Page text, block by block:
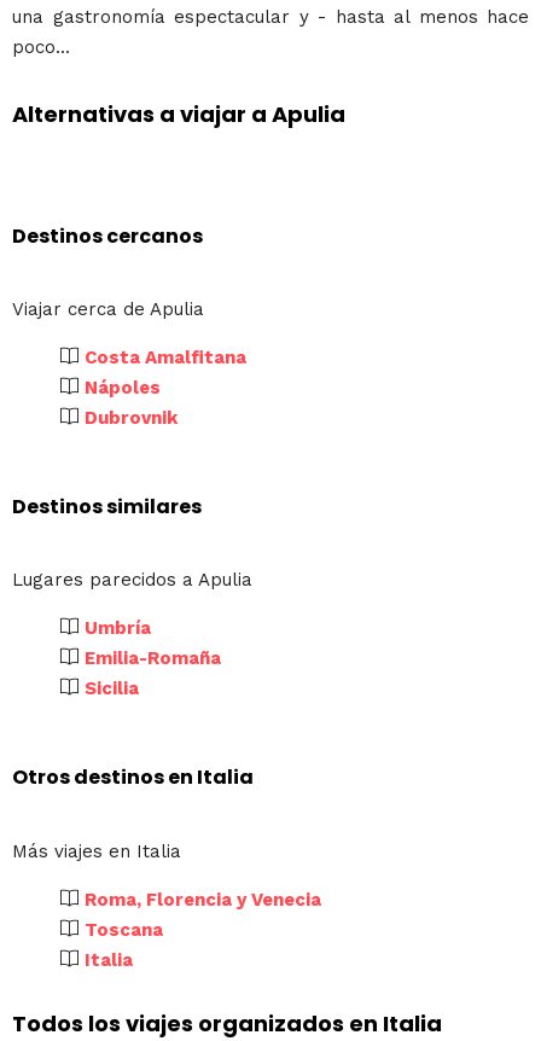
una gastronomía espectacular y - hasta al menos hace
poco...
Alternativas a viajar a Apulia
Destinos cercanos
Viajar cerca de Apulia
Costa Amalfitana
Nápoles
Dubrovnik
Destinos similares
Lugares parecidos a Apulia
Umbría
Emilia-Romaña
Sicilia
Otros destinos en Italia
Más viajes en Italia
Roma, Florencia y Venecia
Toscana
Italia
Todos los viajes organizados en Italia